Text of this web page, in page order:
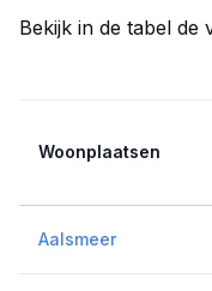
Bekijk in de tabel de
Woonplaatsen
Aalsmeer